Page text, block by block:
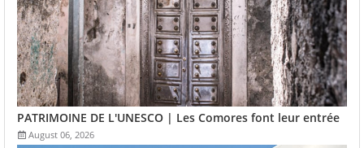
PATRIMOINE DE L'UNESCO | Les Comores font leur entrée
August 06, 2026